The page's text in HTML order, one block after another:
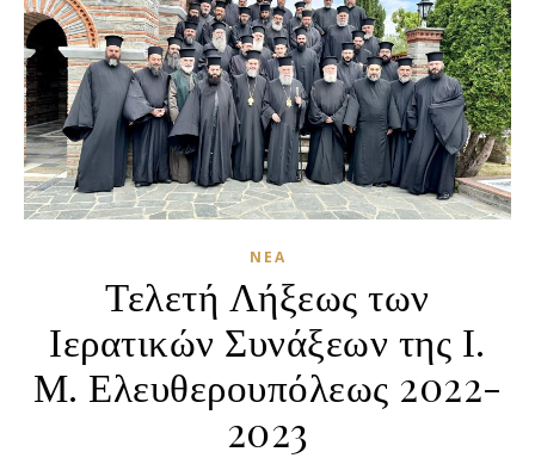
ΝΈΑ
Τελετή Λήξεως των
Ιερατικών Συνάξεων της Ι.
Μ. Ελευθερουπόλεως 2022-
2023